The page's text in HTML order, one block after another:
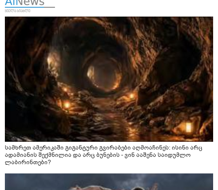
სამხრეთ ამერიკაში გიგანტური გვირაბები აღმოაჩინეს: ისინი არც
ადამიანის შექმნილია და არც ბუნების - ვინ ააშენა საიდუმლო
ლაბირინთები?